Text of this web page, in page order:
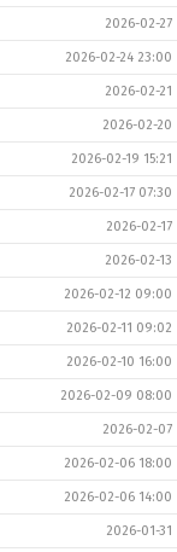
2026-02-27
2026-02-24 23:00
2026-02-21
2026-02-20
2026-02-19 15:21
2026-02-17 07:30
2026-02-17
2026-02-13
2026-02-12 09:00
2026-02-11 09:02
2026-02-10 16:00
2026-02-09 08:00
2026-02-07
2026-02-06 18:00
2026-02-06 14:00
2026-01-31